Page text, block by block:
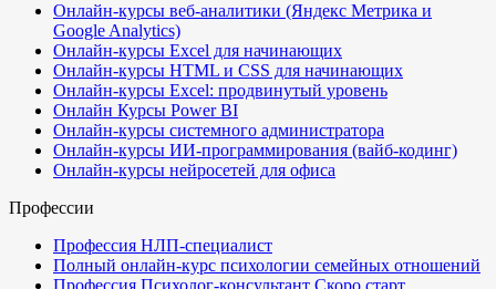
Онлайн-курсы веб-аналитики (Яндекс Метрика и
Google Analytics)
Онлайн-курсы Excel для начинающих
Онлайн-курсы HTML и CSS для начинающих
Онлайн-курсы Excel: продвинутый уровень
Онлайн Курсы Power BI
Онлайн-курсы системного администратора
Онлайн-курсы ИИ-программирования (вайб-кодинг)
Онлайн-курсы нейросетей для офиса
Профессии
Профессия НЛП-специалист
Полный онлайн-курс психологии семейных отношений
Профессия Психолог-консультант Скоро старт